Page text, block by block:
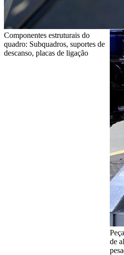
de
Componentes estruturais do
quadro: Subquadros, suportes de
descanso, placas de ligação
de